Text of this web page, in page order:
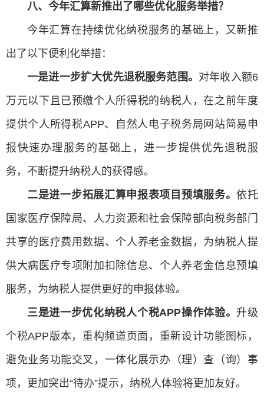
八、今年汇算新推出了哪些优化服务举措？
今年汇算在持续优化纳税服务的基础上，又新推
出了以下便利化举措：
一是进一步扩大优先退税服务范围。 对年收入额6
万元以下且已预缴个人所得税的纳税人，在之前年度
提供个人所得税APP、自然人电子税务局网站简易申
报快速办理服务的基础上，进一步提供优先退税服
务，不断提升纳税人的获得感。
二是进一步拓展汇算申报表项目预填服务。依托
国家医疗保障局、人力资源和社会保障部向税务部门
共享的医疗费用数据、个人养老金数据，为纳税人提
供大病医疗专项附加扣除信息、个人养老金信息预填
服务，为纳税人提供更好的申报体验。
三是进一步优化纳税人个税APP操作体验。 升级
个税APP版本，重构频道页面，重新设计功能图标，
避免业务功能交叉，一体化展示办（理）查（询）事
项，更加突出“待办”提示，纳税人体验将更加友好。